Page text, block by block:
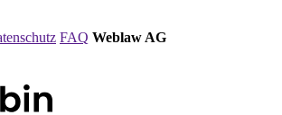
FAQ Weblaw AG